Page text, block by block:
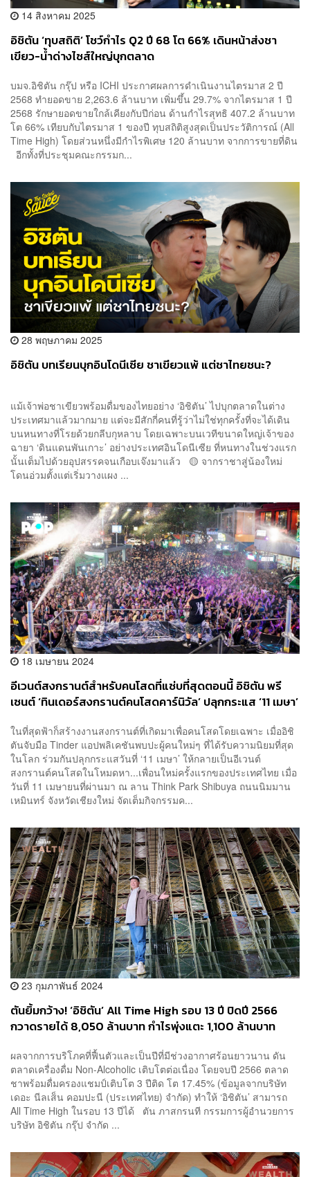
14 สิงหาคม 2025
อิชิตัน ‘ทุบสถิติ’ โชว์กำไร Q2 ปี 68 โต 66% เดินหน้าส่งชา
เขียว-น้ำด่างไซส์ใหญ่บุกตลาด
บมจ.อิชิตัน กรุ๊ป หรือ ICHI ประกาศผลการดำเนินงานไตรมาส 2 ปี
2568 ทำยอดขาย 2,263.6 ล้านบาท เพิ่มขึ้น 29.7% จากไตรมาส 1 ปี
2568 รักษายอดขายใกล้เคียงกับปีก่อน ด้านกำไรสุทธิ 407.2 ล้านบาท
โต 66% เทียบกับไตรมาส 1 ของปี ทุบสถิติสูงสุดเป็นประวัติการณ์ (All
Time High) โดยส่วนหนึ่งมีกำไรพิเศษ 120 ล้านบาท จากการขายที่ดิน
อีกทั้งที่ประชุมคณะกรรมก...
28 พฤษภาคม 2025
อิชิตัน บทเรียนบุกอินโดนีเซีย ชาเขียวแพ้ แต่ชาไทยชนะ?
แม้เจ้าพ่อชาเขียวพร้อมดื่มของไทยอย่าง ‘อิชิตัน’ ไปบุกตลาดในต่าง
ประเทศมาแล้วมากมาย แต่จะมีสักกี่คนที่รู้ว่าไม่ใช่ทุกครั้งที่จะได้เดิน
บนหนทางที่โรยด้วยกลีบกุหลาบ โดยเฉพาะบนเวทีขนาดใหญ่เจ้าของ
ฉายา ‘ดินแดนพันเกาะ’ อย่างประเทศอินโดนีเซีย ที่หนทางในช่วงแรก
นั้นเต็มไปด้วยอุปสรรคจนเกือบเจ๊งมาแล้ว 🟡 จากราชาสู่น้องใหม่
โดนอ่วมตั้งแต่เริ่มวางแผง ...
18 เมษายน 2024
อีเวนต์สงกรานต์สำหรับคนโสดที่แซ่บที่สุดตอนนี้ อิชิตัน พรี
เซนต์ ‘ทินเดอร์สงกรานต์คนโสดคาร์นิวัล’ ปลุกกระแส ‘11 เมษา’
ในที่สุดฟ้าก็สร้างงานสงกรานต์ที่เกิดมาเพื่อคนโสดโดยเฉพาะ เมื่ออิชิ
ตันจับมือ Tinder แอปพลิเคชันพบปะผู้คนใหม่ๆ ที่ได้รับความนิยมที่สุด
ในโลก ร่วมกันปลุกกระแสวันที่ ‘11 เมษา’ ให้กลายเป็นอีเวนต์
สงกรานต์คนโสดในโหมดหา...เพื่อนใหม่ครั้งแรกของประเทศไทย เมื่อ
วันที่ 11 เมษายนที่ผ่านมา ณ ลาน Think Park Shibuya ถนนนิมมาน
เหมินทร์ จังหวัดเชียงใหม่ จัดเต็มกิจกรรมค...
23 กุมภาพันธ์ 2024
ตันยิ้มกว้าง! ‘อิชิตัน’ All Time High รอบ 13 ปี ปิดปี 2566
กวาดรายได้ 8,050 ล้านบาท กำไรพุ่งแตะ 1,100 ล้านบาท
ผลจากการบริโภคที่ฟื้นตัวและเป็นปีที่มีช่วงอากาศร้อนยาวนาน ดัน
ตลาดเครื่องดื่ม Non-Alcoholic เติบโตต่อเนื่อง โดยจบปี 2566 ตลาด
ชาพร้อมดื่มครองแชมป์เติบโต 3 ปีติด โต 17.45% (ข้อมูลจากบริษัท
เดอะ นีลเส็น คอมปะนี (ประเทศไทย) จำกัด) ทำให้ ‘อิชิตัน’ สามารถ
All Time High ในรอบ 13 ปีได้ ตัน ภาสกรนที กรรมการผู้อำนวยการ
บริษัท อิชิตัน กรุ๊ป จำกัด ...